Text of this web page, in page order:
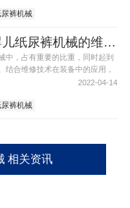
裤机械
裤机器
全自动婴儿纸尿裤机械的维修发展需求
中，占有重要的比重，同时起到
结合维修技术在装备中的应用，
2022-04-14
裤机械
相关资讯